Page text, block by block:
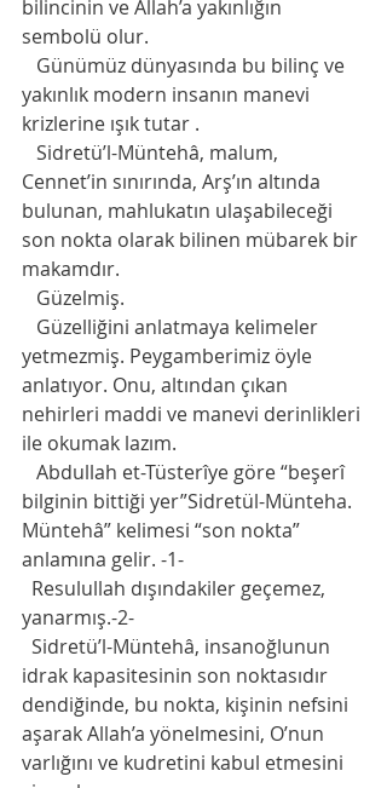
bilincinin ve Allah’a yakınlığın
sembolü olur.
Günümüz dünyasında bu bilinç ve
yakınlık modern insanın manevi
krizlerine ışık tutar .
Sidretü’l-Müntehâ, malum,
Cennet’in sınırında, Arş’ın altında
bulunan, mahlukatın ulaşabileceği
son nokta olarak bilinen mübarek bir
makamdır.
Güzelmiş.
Güzelliğini anlatmaya kelimeler
yetmezmiş. Peygamberimiz öyle
anlatıyor. Onu, altından çıkan
nehirleri maddi ve manevi derinlikleri
ile okumak lazım.
Abdullah et-Tüsterîye göre “beşerî
bilginin bittiği yer”Sidretül-Münteha.
Müntehâ” kelimesi “son nokta”
anlamına gelir. -1-
Resulullah dışındakiler geçemez,
yanarmış.-2-
Sidretü’l-Müntehâ, insanoğlunun
idrak kapasitesinin son noktasıdır
dendiğinde, bu nokta, kişinin nefsini
aşarak Allah’a yönelmesini, O’nun
varlığını ve kudretini kabul etmesini